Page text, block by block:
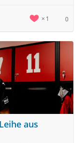
1 0
aus